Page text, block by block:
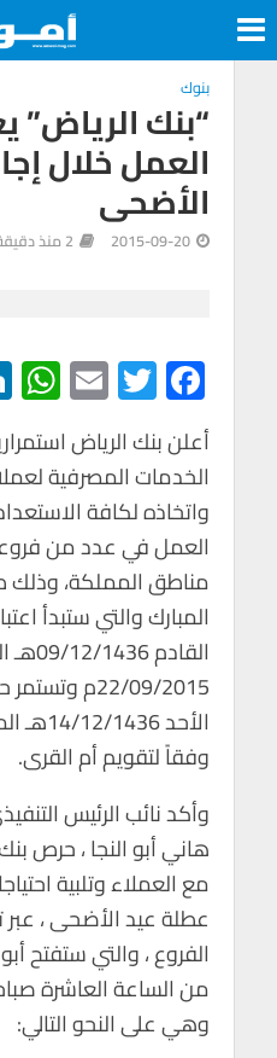
بنوك
“بنك الرياض”
العمل خلال
الأضحى
2015-09-20 2 منذ دقيقة
F
ac
e
b
o
o
k
T
wi
tt
er
E
m
ail
h
s
p
p
أعلن بنك الرياض
الخدمات المصرفية
واتخاذه لكافة
العمل في عدد من
مناطق المملكة، وذلك
المبارك والتي ستبدأ
القادم
22/09/2015م
وفقاً لتقويم أم القرى.
وأكد نائب الرئيس
هاني أبو النجا ، حرص
مع العملاء وتلبية
عطلة عيد الأضحى ،
الفروع ، والتي ستفتح
من الساعة العاشرة
وهي على النحو التالي: